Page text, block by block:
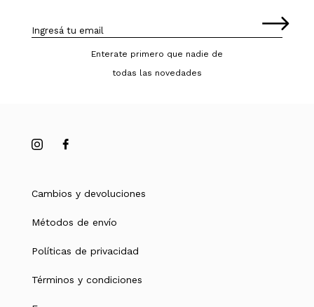
Enterate primero que nadie de
todas las novedades
Cambios y devoluciones
Métodos de envío
Políticas de privacidad
Términos y condiciones